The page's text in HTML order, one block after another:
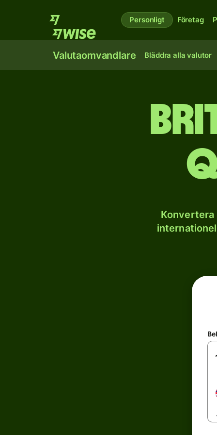
Personligt Företag
Valutaomvandlare Bläddra alla valutor
Konvertera